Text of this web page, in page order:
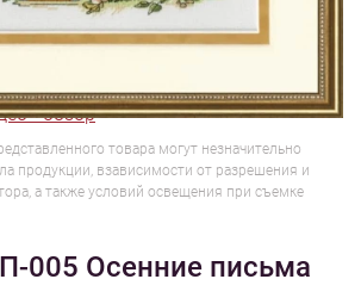
1/4
- обзор
товара могут незначительно
продукции, взависимости от разрешения и
а также условий освещения при съемке
005 Осенние письма